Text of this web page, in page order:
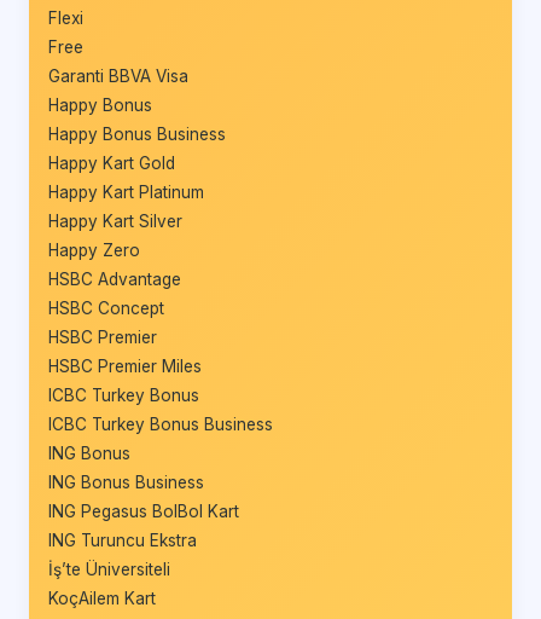
Flexi
Free
Garanti BBVA Visa
Happy Bonus
Happy Bonus Business
Happy Kart Gold
Happy Kart Platinum
Happy Kart Silver
Happy Zero
HSBC Advantage
HSBC Concept
HSBC Premier
HSBC Premier Miles
ICBC Turkey Bonus
ICBC Turkey Bonus Business
ING Bonus
ING Bonus Business
ING Pegasus BolBol Kart
ING Turuncu Ekstra
İş’te Üniversiteli
KoçAilem Kart